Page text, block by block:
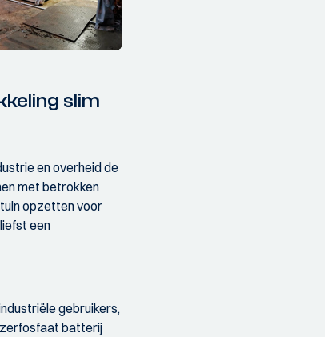
slim
en overheid de
met betrokken
opzetten voor
een
gebruikers,
batterij